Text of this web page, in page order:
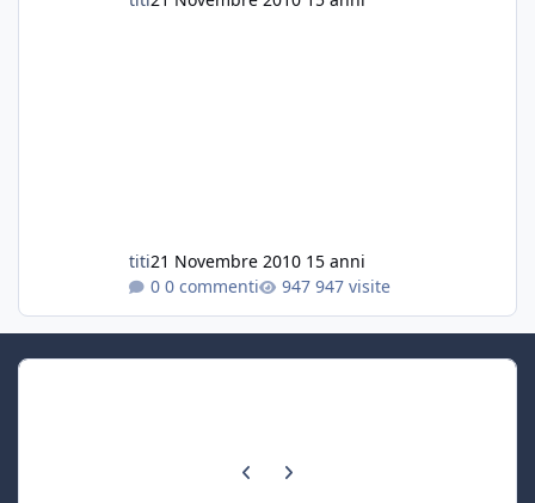
titi21 Novembre 2010 15 anni
0 commenti
947 visite
Previous carousel slide
Next carousel slide